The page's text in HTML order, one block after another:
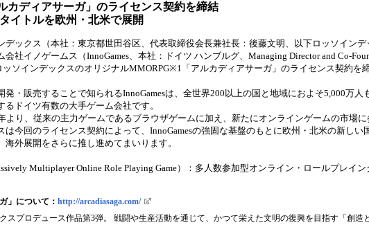
カディアサーガ」のライセンス契約を締結
イトルを欧州・北米で展開
デックス（本社：東京都世田谷区、代表取締役会長兼社長：後藤文明、以下ロッソインデ
会社イノゲームス（InnoGames、本社：ドイツ ハンブルグ、Managing Director and Co-
ッソインデックスのオリジナルMMORPG※1「アルカディアサーガ」のライセンス契約を
発・販売することで知られるInnoGamesは、全世界200以上の国と地域におよそ5,000万人
るドイツ有数の大手ゲーム会社です。
より、従来の主力ゲームであるブラウザゲームに加え、新たにオンラインゲームの市場に
は今回のライセンス契約によって、InnoGamesの強固な基盤のもとに欧州・北米の新しい
海外展開をさらに推し進めてまいります。
Multiplayer Online Role Playing Game）：多人数参加型オンライン・ロールプレイン
」について： http://arcadiasaga.com/
スプロデュース作品第3弾。 戦闘や生産活動を通じて、かつて栄えた文明の復興を目指す「創造